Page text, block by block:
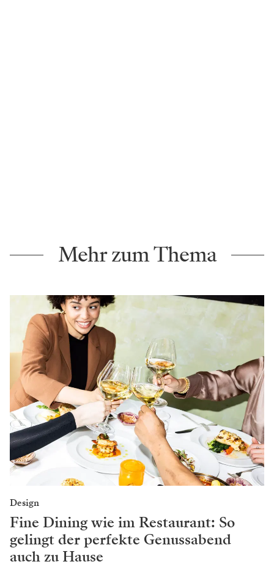
Mehr zum Thema
Design
Fine Dining wie im Restaurant: So
gelingt der perfekte Genussabend
auch zu Hause